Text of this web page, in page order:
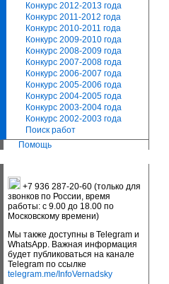
Конкурс 2012-2013 года
Конкурс 2011-2012 года
Конкурс 2010-2011 года
Конкурс 2009-2010 года
Конкурс 2008-2009 года
Конкурс 2007-2008 года
Конкурс 2006-2007 года
Конкурс 2005-2006 года
Конкурс 2004-2005 года
Конкурс 2003-2004 года
Конкурс 2002-2003 года
Поиск работ
Помощь
+7 936 287-20-60 (только для
звонков по России, время
работы: с 9.00 до 18.00 по
Московскому времени)
Мы также доступны в Telegram и
WhatsApp. Важная информация
будет публиковаться на канале
Telegram по ссылке
telegram.me/InfoVernadsky